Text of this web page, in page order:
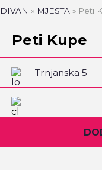
DIVAN » MJESTA » Peti
Peti Kupe
Trnjanska 5